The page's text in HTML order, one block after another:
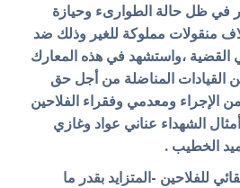
في ظل حالة الطوارىء وحيازة
منقولات مملوكة للغير وذلك ضد
في القضية ،واستشهد في هذه المعارك
القيادات المناضلة من أجل حق
الإجراء ومعدمي وفقراء الفلاحين
الشهداء عناني عواد وغازي
الخطيب .
للفلاحين -المتزايد بقدر ما